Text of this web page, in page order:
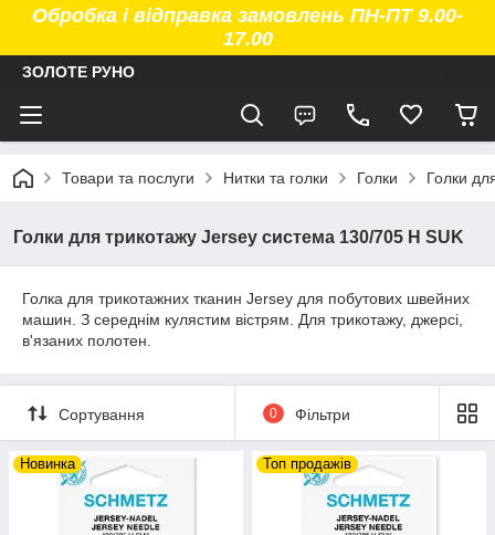
Обробка і відправка замовлень ПН-ПТ 9.00-
17.00
ЗОЛОТЕ РУНО
Товари та послуги Нитки та голки Голки Голки
Голки для трикотажу Jersey система 130/705 H SUK
Голка для трикотажних тканин Jersey для побутових швейних
машин. З середнім кулястим вістрям. Для трикотажу, джерсі,
в'язаних полотен.
Сортування 0 Фільтри
Новинка Топ продажів